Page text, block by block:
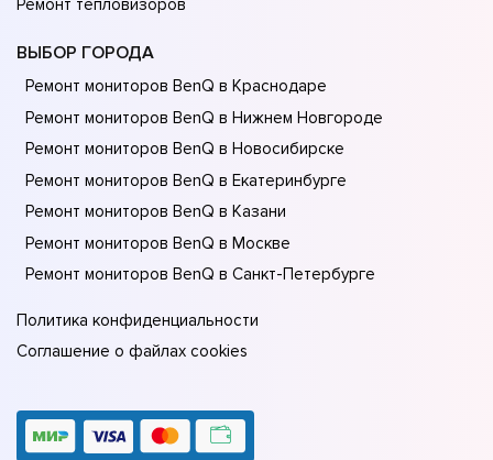
Ремонт тепловизоров
ВЫБОР ГОРОДА
Ремонт мониторов BenQ в Краснодаре
Ремонт мониторов BenQ в Нижнем Новгороде
Ремонт мониторов BenQ в Новосибирске
Ремонт мониторов BenQ в Екатеринбурге
Ремонт мониторов BenQ в Казани
Ремонт мониторов BenQ в Москве
Ремонт мониторов BenQ в Санкт-Петербурге
Политика конфиденциальности
Соглашение о файлах cookies